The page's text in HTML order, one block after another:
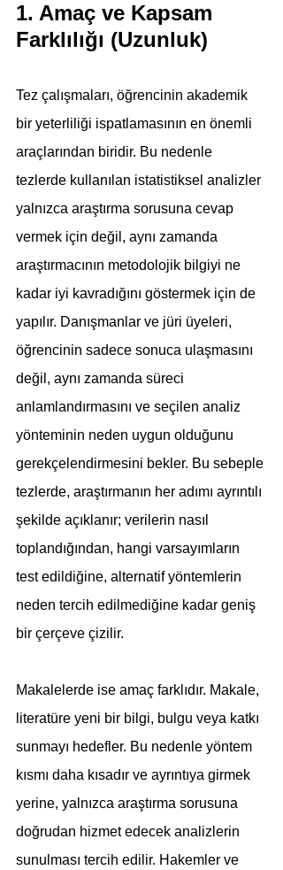
1. Amaç ve Kapsam
Farklılığı (Uzunluk)
Tez çalışmaları, öğrencinin akademik
bir yeterliliği ispatlamasının en önemli
araçlarından biridir. Bu nedenle
tezlerde kullanılan istatistiksel analizler
yalnızca araştırma sorusuna cevap
vermek için değil, aynı zamanda
araştırmacının metodolojik bilgiyi ne
kadar iyi kavradığını göstermek için de
yapılır. Danışmanlar ve jüri üyeleri,
öğrencinin sadece sonuca ulaşmasını
değil, aynı zamanda süreci
anlamlandırmasını ve seçilen analiz
yönteminin neden uygun olduğunu
gerekçelendirmesini bekler. Bu sebeple
tezlerde, araştırmanın her adımı ayrıntılı
şekilde açıklanır; verilerin nasıl
toplandığından, hangi varsayımların
test edildiğine, alternatif yöntemlerin
neden tercih edilmediğine kadar geniş
bir çerçeve çizilir.
Makalelerde ise amaç farklıdır. Makale,
literatüre yeni bir bilgi, bulgu veya katkı
sunmayı hedefler. Bu nedenle yöntem
kısmı daha kısadır ve ayrıntıya girmek
yerine, yalnızca araştırma sorusuna
doğrudan hizmet edecek analizlerin
sunulması tercih edilir. Hakemler ve